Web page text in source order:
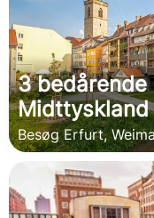
3
Midttyskland
Besøg Erfurt,